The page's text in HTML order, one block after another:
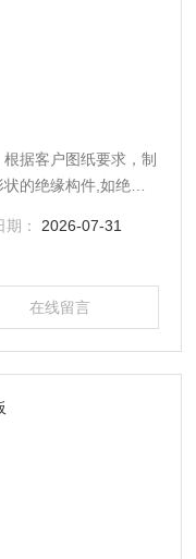
据客户图纸要求，制
的绝缘构件,如绝缘
期： 2026-07-31
在线留言